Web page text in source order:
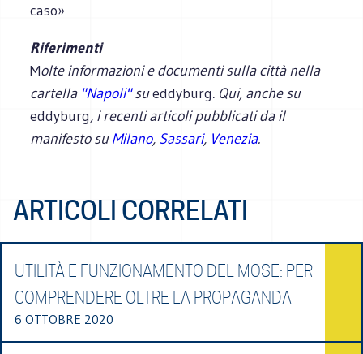
caso»
Riferimenti
Molte informazioni e documenti sulla città nella
cartella "Napoli"sueddyburg. Qui, anche su
eddyburg, i recenti articoli pubblicati da il
manifesto suMilano, Sassari, Venezia.
ARTICOLI CORRELATI
UTILITÀ E FUNZIONAMENTO DEL MOSE: PER
COMPRENDERE OLTRE LA PROPAGANDA
6 OTTOBRE 2020